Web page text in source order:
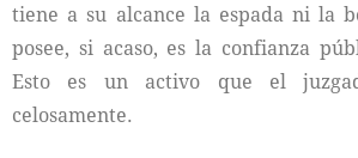
tiene a su alcance la espada ni la
posee, si acaso, es la confianza
Esto es un activo que el
celosamente.